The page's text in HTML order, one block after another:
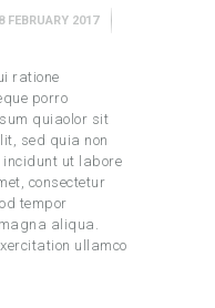
FEBRUARY 2017
ratione
porro
quiaolor sit
sed quia non
ut labore
consectetur
tempor
aliqua.
ullamco